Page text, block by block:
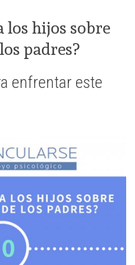
los hijos sobre
padres?
enfrentar este